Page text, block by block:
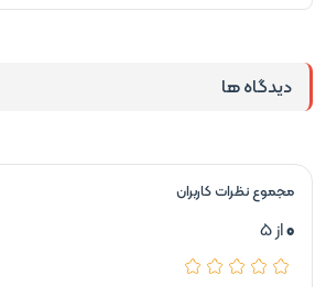
دیدگاه ها
مجموع نظرات کاربران
0از 5